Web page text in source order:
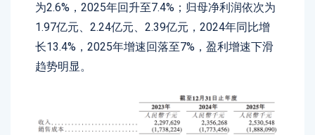
为2.6%，2025年回升至7.4%；归母净利润依次为
1.97亿元、2.24亿元、2.39亿元，2024年同比增
长13.4%，2025年增速回落至7%，盈利增速下滑
趋势明显。